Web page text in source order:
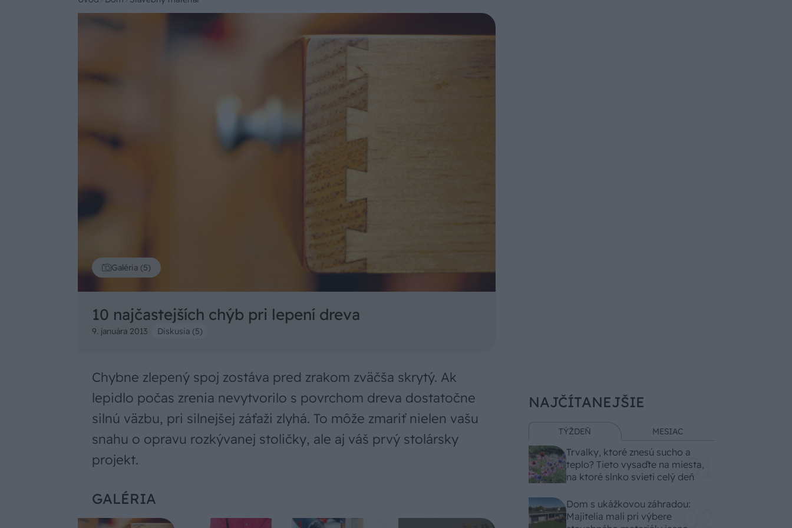
Galéria (5)
10 najčastejších chýb pri lepení dreva
9. januára 2013 Diskusia (5)
Chybne zlepený spoj zostáva pred zrakom zväčša skrytý. Ak
lepidlo počas zrenia nevytvorilo s povrchom dreva dostatočne
silnú väzbu, pri silnejšej záťaži zlyhá. To môže zmariť nielen vašu
snahu o opravu rozkývanej stoličky, ale aj váš prvý stolársky
projekt.
GALÉRIA
NAJČÍTANEJŠIE
TÝŽDEŇ MESIAC
Trvalky, ktoré znesú sucho a
teplo? Tieto vysaďte na miesta,
na ktoré slnko svieti celý deň
Dom s ukážkovou záhradou:
Majitelia mali pri výbere